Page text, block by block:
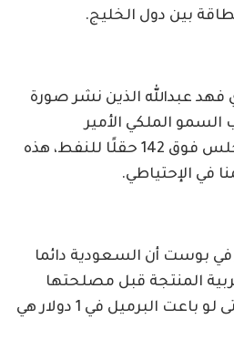
بين دول الخليج.
فهد عبدالله الذين نشر صورة
الملكي الأمير
عبدالعزيز بن سلمان يجلس فوق 142 حقلًا للنفط، هذه
في الإحتياطي.
في بوست أن السعودية دائما
المنتجة قبل مصلحتها
والله هذا واقع شفناه حتى لو باعت البرميل في 1 دولار هي